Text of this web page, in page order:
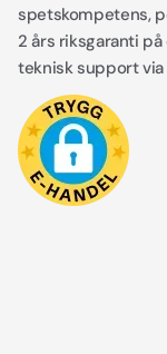
spetskompetens,
2 års riksgaranti
teknisk support